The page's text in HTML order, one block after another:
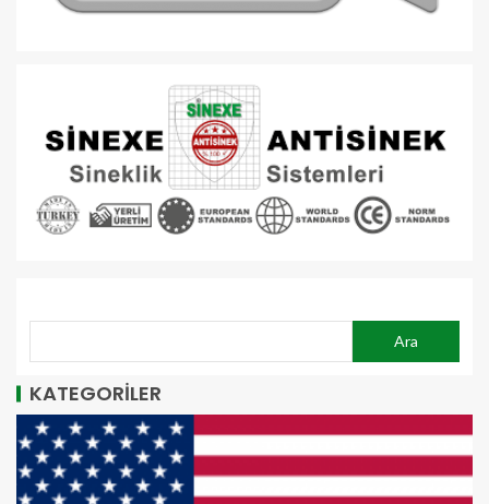
Ara
KATEGORİLER